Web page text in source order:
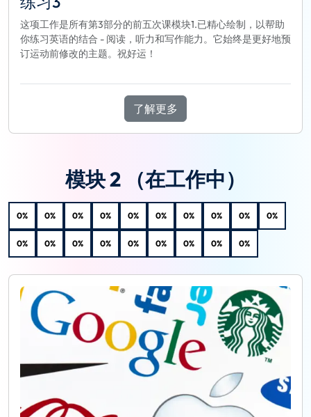
这项工作是所有第3部分的前五次课模块1.已精心绘制，以帮助
你练习英语的结合 - 阅读，听力和写作能力。它始终是更好地预
订运动前修改的主题。祝好运！
了解更多
模块 2 （在工作中）
0% 0% 0% 0% 0% 0% 0% 0% 0% 0%
0% 0% 0% 0% 0% 0% 0% 0% 0%